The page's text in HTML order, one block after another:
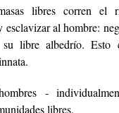
libres corren el
esclavizar al hombre:
libre albedrío. Esto
-
libres.